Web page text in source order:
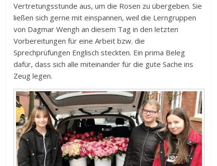
Vertretungsstunde aus, um die Rosen zu übergeben. Sie
ließen sich gerne mit einspannen, weil die Lerngruppen
von Dagmar Wengh an diesem Tag in den letzten
Vorbereitungen für eine Arbeit bzw. die
Sprechprüfungen Englisch steckten. Ein prima Beleg
dafür, dass sich alle miteinander für die gute Sache ins
Zeug legen.